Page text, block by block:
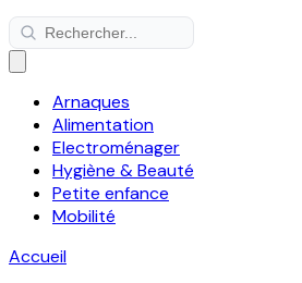
Arnaques
Alimentation
Electroménager
Hygiène & Beauté
Petite enfance
Mobilité
Accueil